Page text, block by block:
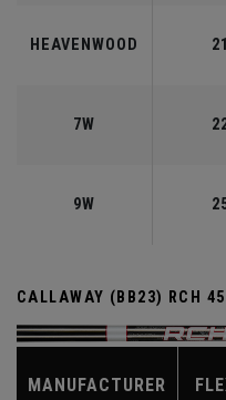
HEAVENWOOD
7W
9W
CALLAWAY (BB23) RCH
MANUFACTURER